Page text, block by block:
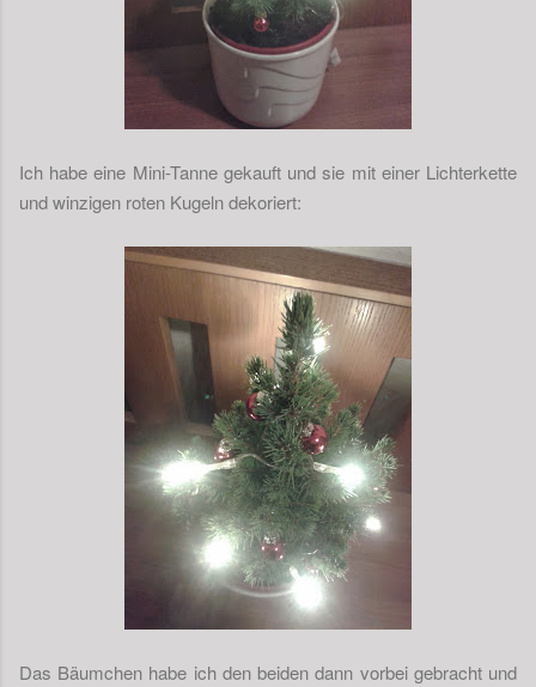
Ich habe eine Mini-Tanne gekauft und sie mit einer Lichterkette
und winzigen roten Kugeln dekoriert:
Das Bäumchen habe ich den beiden dann vorbei gebracht und